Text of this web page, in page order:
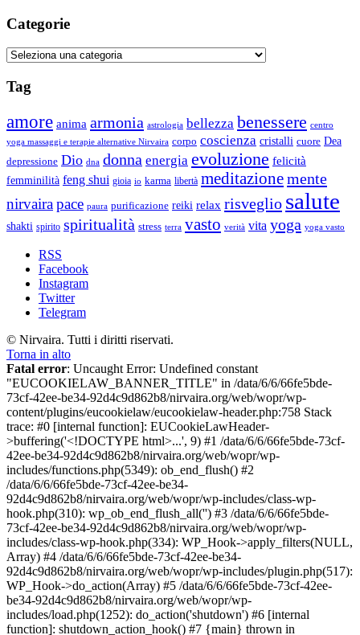
Cosmico”,
personalizzato
Categorie
Categorie
Tag
amore anima armonia astrologia bellezza benessere centro
yoga massaggi e terapie alternative Nirvaira corpo coscienza cristalli cuore Dea
depressione Dio dna donna energia evoluzione felicità
femminilità feng shui gioia io karma libertà meditazionemente
nirvairapace paura purificazione reiki relax risveglio salute
shakti spirito spiritualità stress terra vasto verità vita yoga yoga vasto
RSS
Facebook
Instagram
Twitter
Telegram
© Nirvaira. Tutti i diritti riservati.
Torna in alto
Fatal error: Uncaught Error: Undefined constant
"EUCOOKIELAW_BANNER_TITLE" in /data/6/6/66fe5bde-
73cf-42ee-be34-92d4c9d862b8/nirvaira.org/web/wopr/wp-
content/plugins/eucookielaw/eucookielaw-header.php:758 Stack
trace: #0 [internal function]: EUCookieLawHeader-
>buffering('<!DOCTYPE html>...', 9) #1 /data/6/6/66fe5bde-73cf-
42ee-be34-92d4c9d862b8/nirvaira.org/web/wopr/wp-
includes/functions.php(5349): ob_end_flush() #2
/data/6/6/66fe5bde-73cf-42ee-be34-
92d4c9d862b8/nirvaira.org/web/wopr/wp-includes/class-wp-
hook.php(310): wp_ob_end_flush_all('') #3 /data/6/6/66fe5bde-
73cf-42ee-be34-92d4c9d862b8/nirvaira.org/web/wopr/wp-
includes/class-wp-hook.php(334): WP_Hook->apply_filters(NULL,
Array) #4 /data/6/6/66fe5bde-73cf-42ee-be34-
92d4c9d862b8/nirvaira.org/web/wopr/wp-includes/plugin.php(517):
WP_Hook->do_action(Array) #5 /data/6/6/66fe5bde-73cf-42ee-
be34-92d4c9d862b8/nirvaira.org/web/wopr/wp-
includes/load.php(1252): do_action('shutdown') #6 [internal
function]: shutdown_action_hook() #7 {main} thrown in